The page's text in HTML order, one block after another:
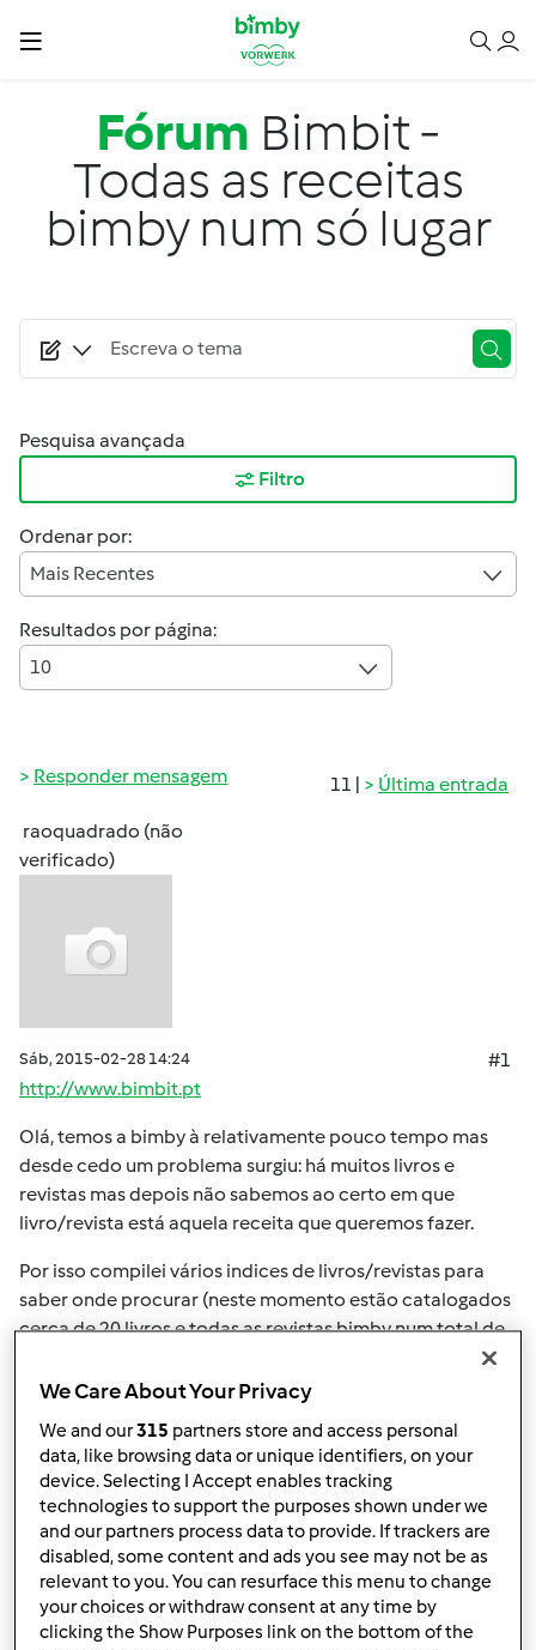
Passar para o conteúdo principal
Fórum Bimbit -
Todas as receitas
bimby num só lugar
Pesquisa avançada
Filtro
Ordenar por:
Mais Recentes
Resultados por página:
10
11 | Última entrada
Responder mensagem
raoquadrado (não
verificado)
Sáb, 2015-02-28 14:24
#1
http://www.bimbit.pt
Olá, temos a bimby à relativamente pouco tempo mas
desde cedo um problema surgiu: há muitos livros e
revistas mas depois não sabemos ao certo em que
livro/revista está aquela receita que queremos fazer.
Por isso compilei vários indices de livros/revistas para
saber onde procurar (neste momento estão catalogados
cerca de 20 livros e todas as revistas bimby num total de
mais de 13000 receitas), como grande parte do trabalho
estava feito depois foi 'só' criar um site para ajudar
Podem testar e dar o vosso feedback, agradecemos
também que se alguém tiver outros livros que pretenda
colocar o índice online é só enviar as receitas listadas
que nós iremos adicionar.
A plataforma está disponível para desktop, iOS (iPhone e
iPad) e android (smartphone ou tablet).
We Care About Your Privacy
We and our315 partners store and access personal
data, like browsing data or unique identifiers, on your
device. Selecting I Accept enables tracking
technologies to support the purposes shown under we
and our partners process data to provide. If trackers are
disabled, some content and ads you see may not be as
relevant to you. You can resurface this menu to change
your choices or withdraw consent at any time by
clicking the Show Purposes link on the bottom of the